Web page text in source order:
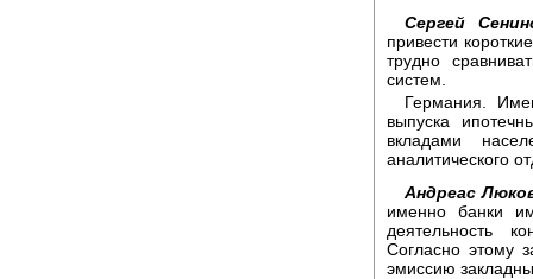
Сергей
привести
трудно
систем.
Германия.
выпуска
вкладами
аналитического
Андреас
именно банки
деятельность
Согласно этому
эмиссию